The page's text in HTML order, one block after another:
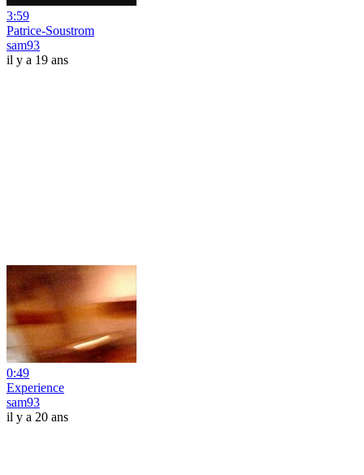
3:59
Patrice-Soustrom
sam93
il y a 19 ans
0:49
Experience
sam93
il y a 20 ans